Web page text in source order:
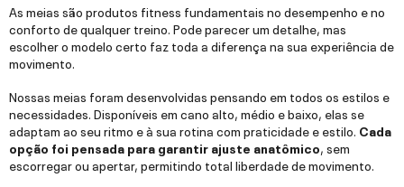
As meias são produtos fitness fundamentais no desempenho e no
conforto de qualquer treino. Pode parecer um detalhe, mas
escolher o modelo certo faz toda a diferença na sua experiência de
movimento.
Nossas meias foram desenvolvidas pensando em todos os estilos e
necessidades. Disponíveis em cano alto, médio e baixo, elas se
adaptam ao seu ritmo e à sua rotina com praticidade e estilo. Cada
opção foi pensada para garantir ajuste anatômico, sem
escorregar ou apertar, permitindo total liberdade de movimento.